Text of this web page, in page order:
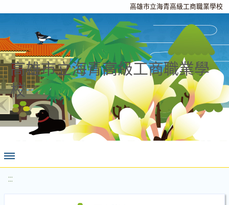
高雄市立海青高級工商職業學校
高雄市立海青高級工商職業學
校
:::